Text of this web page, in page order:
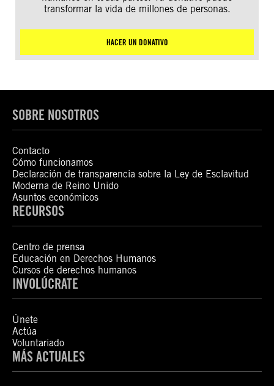
transformar la vida de millones de personas.
HACER UN DONATIVO
SOBRE NOSOTROS
Contacto
Cómo funcionamos
Declaración de transparencia sobre la Ley de Esclavitud
Moderna de Reino Unido
Asuntos económicos
RECURSOS
Centro de prensa
Educación en Derechos Humanos
Cursos de derechos humanos
INVOLÚCRATE
Únete
Actúa
Voluntariado
MÁS ACTUALES